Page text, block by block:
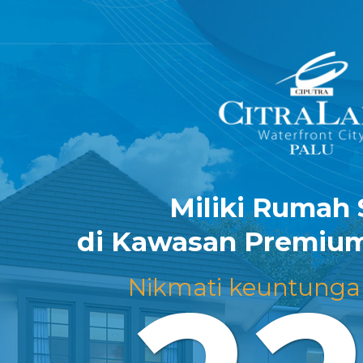
Miliki Rumah
di Kawasan
Nikmati